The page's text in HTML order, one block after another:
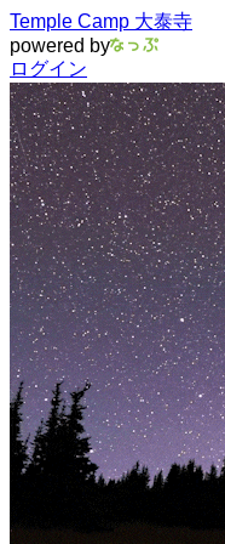
Temple Camp 大泰寺
powered by
ログイン